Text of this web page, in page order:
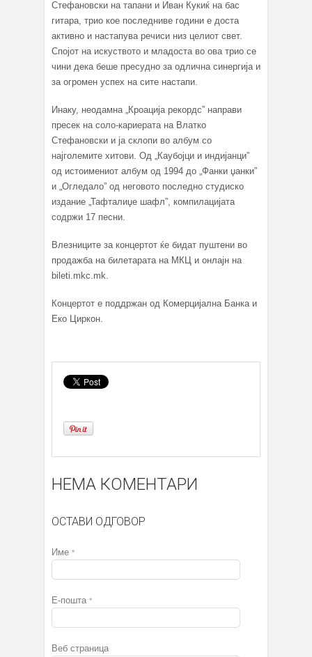
Стефановски на тапани и Иван Кукиќ на бас
гитара, трио кое последниве години е доста
активно и настапува речиси низ целиот свет.
Спојот на искуството и младоста во ова трио се
чини дека беше пресудно за одлична синергија и
за огромен успех на сите настапи.
Инаку, неодамна „Кроација рекордс” направи
пресек на соло-кариерата на Влатко
Стефановски и ја склопи во албум со
најголемите хитови. Од „Каубојци и индијанци”
од истоимениот албум од 1994 до „Фанки џанки”
и „Огледало” од неговото последно студиско
издание „Тафталиџе шафл”, компилацијата
содржи 17 песни.
Влезниците за концертот ќе бидат пуштени во
продажба на билетарата на МКЦ и онлајн на
bileti.mkc.mk.
Концертот е поддржан од Комерцијална Банка и
Еко Циркон.
НЕМА КОМЕНТАРИ
ОСТАВИ ОДГОВОР
Име *
Е-пошта *
Веб страница